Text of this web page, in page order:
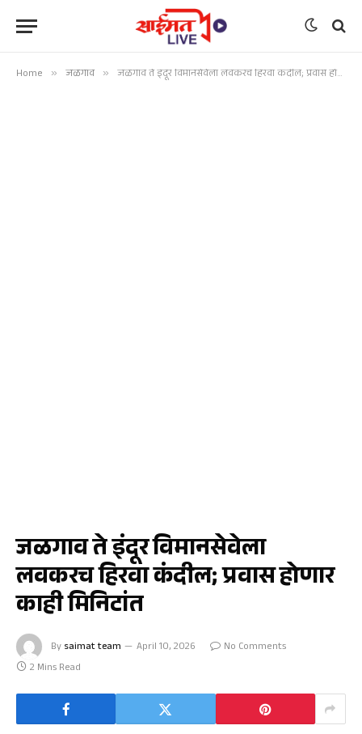
Home » जळगाव » जळगाव ते इंदूर विमानसेवेला लवकरच हिरवा कंदील; प्रवास होणार काही मिनिटांत
जळगाव ते इंदूर विमानसेवेला
लवकरच हिरवा कंदील; प्रवास होणार
काही मिनिटांत
By saimat team April 10, 2026
No Comments
2 Mins Read